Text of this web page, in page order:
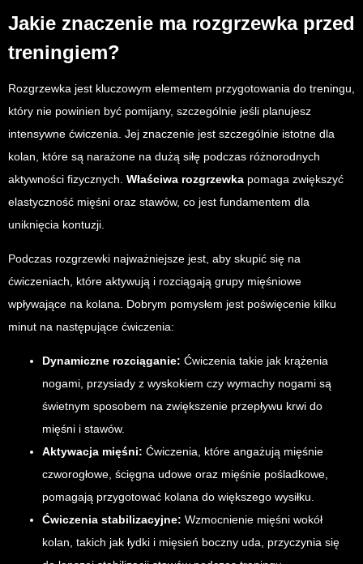
Jakie znaczenie ma rozgrzewka przed
treningiem?
Rozgrzewka jest kluczowym elementem przygotowania do treningu,
który nie powinien być pomijany, szczególnie jeśli planujesz
intensywne ćwiczenia. Jej znaczenie jest szczególnie istotne dla
kolan, które są narażone na dużą siłę podczas różnorodnych
aktywności fizycznych. Właściwa rozgrzewka pomaga zwiększyć
elastyczność mięśni oraz stawów, co jest fundamentem dla
uniknięcia kontuzji.
Podczas rozgrzewki najważniejsze jest, aby skupić się na
ćwiczeniach, które aktywują i rozciągają grupy mięśniowe
wpływające na kolana. Dobrym pomysłem jest poświęcenie kilku
minut na następujące ćwiczenia:
Dynamiczne rozciąganie: Ćwiczenia takie jak krążenia
nogami, przysiady z wyskokiem czy wymachy nogami są
świetnym sposobem na zwiększenie przepływu krwi do
mięśni i stawów.
Aktywacja mięśni: Ćwiczenia, które angażują mięśnie
czworogłowe, ścięgna udowe oraz mięśnie pośladkowe,
pomagają przygotować kolana do większego wysiłku.
Ćwiczenia stabilizacyjne: Wzmocnienie mięśni wokół
kolan, takich jak łydki i mięsień boczny uda, przyczynia się